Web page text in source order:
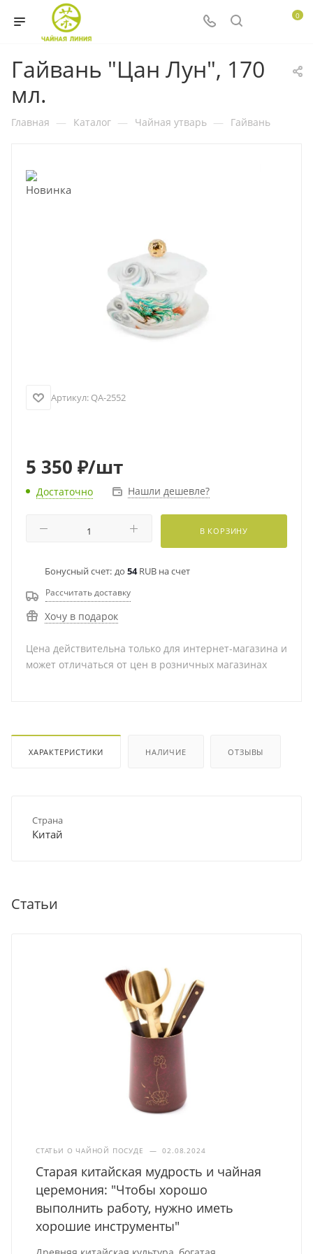
0
Гайвань "Цан Лун", 170
мл.
Главная — Каталог — Чайная утварь — Гайвань
Артикул: QA-2552
5 350 ₽/шт
Достаточно Нашли дешевле?
В КОРЗИНУ
Бонусный счет: до 54RUB на счет
Рассчитать доставку
Хочу в подарок
Цена действительна только для интернет-магазина и
может отличаться от цен в розничных магазинах
ХАРАКТЕРИСТИКИ НАЛИЧИЕ ОТЗЫВЫ
Страна
Китай
Статьи
СТАТЬИ О ЧАЙНОЙ ПОСУДЕ — 02.08.2024
Старая китайская мудрость и чайная
церемония: "Чтобы хорошо
выполнить работу, нужно иметь
хорошие инструменты"